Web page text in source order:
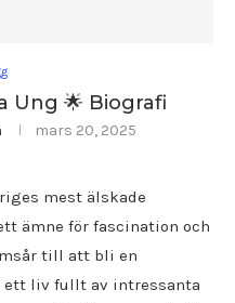
Ung 🌟 Biografi
mars 20, 2025
mest älskade
ämne för fascination och
till att bli en
ett liv fullt av intressanta